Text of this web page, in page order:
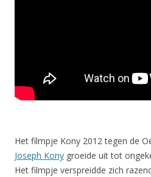
Het filmpje Kony 2012 tegen de
Joseph Kony groeide uit tot
Het filmpje verspreidde zich